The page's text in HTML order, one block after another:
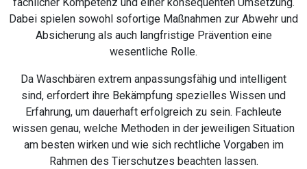
Dabei spielen sowohl sofortige Maßnahmen zur Abwehr und
Absicherung als auch langfristige Prävention eine
wesentliche Rolle.
Da Waschbären extrem anpassungsfähig und intelligent
sind, erfordert ihre Bekämpfung spezielles Wissen und
Erfahrung, um dauerhaft erfolgreich zu sein. Fachleute
wissen genau, welche Methoden in der jeweiligen Situation
am besten wirken und wie sich rechtliche Vorgaben im
Rahmen des Tierschutzes beachten lassen.